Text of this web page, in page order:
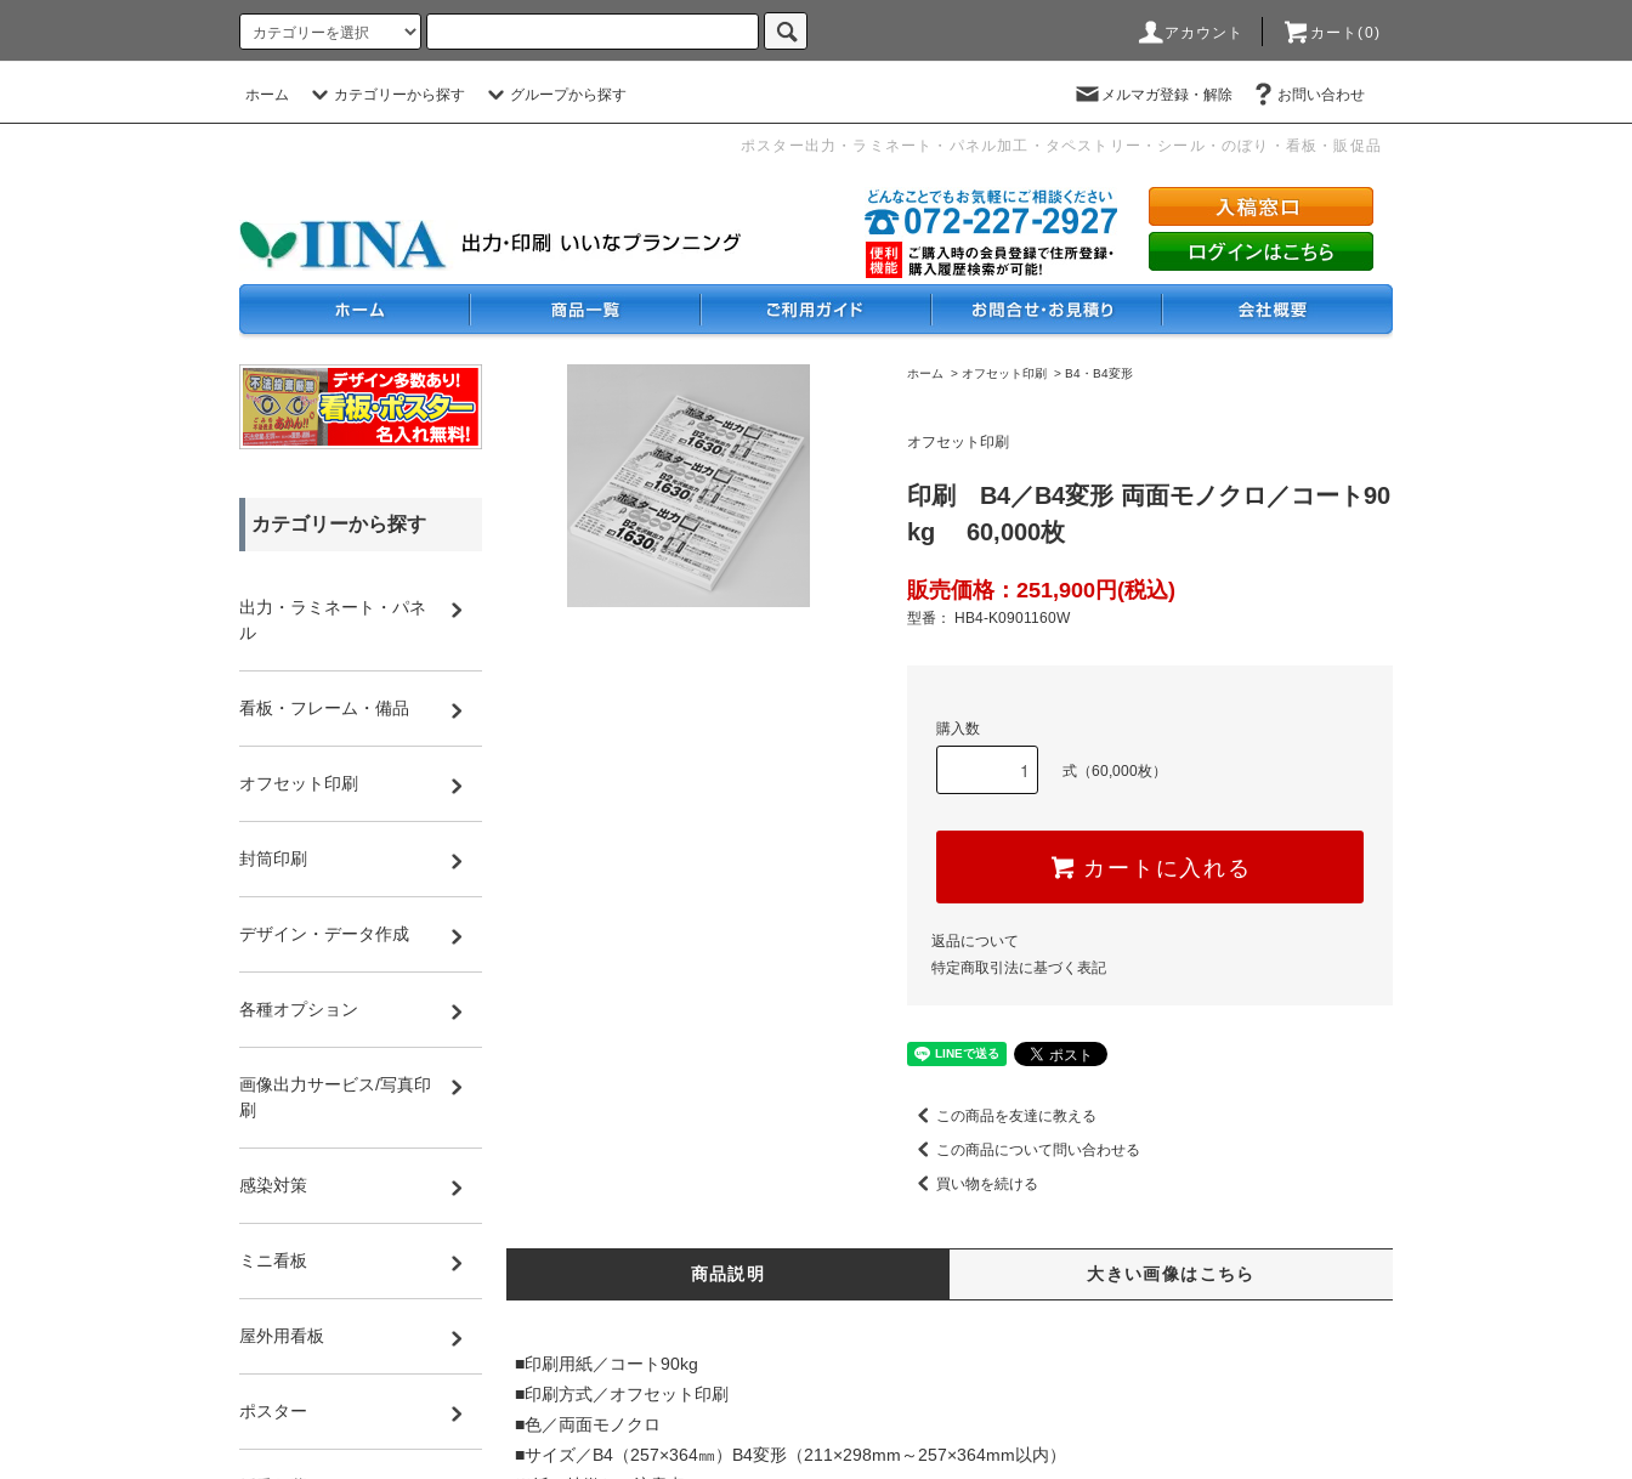
アカウント カート(0)
ホーム カテゴリーから探す グループから探す メルマガ登録・解除 お問い合わせ
ポスター出力・ラミネート・パネル加工・タペストリー・シール・のぼり・看板・販促品
ホーム > オフセット印刷 > B4・B4変形
オフセット印刷
印刷 B4／B4変形 両面モノクロ／コート90
kg 60,000枚
販売価格：251,900円(税込)
型番： HB4-K0901160W
購入数
式（60,000枚）
カートに入れる
返品について
特定商取引法に基づく表記
この商品を友達に教える
この商品について問い合わせる
買い物を続ける
商品説明 大きい画像はこちら
■印刷用紙／コート90kg
■印刷方式／オフセット印刷
■色／両面モノクロ
■サイズ／B4（257×364㎜）B4変形（211×298mm～257×364mm以内）
カテゴリーから探す
出力・ラミネート・パネ
ル
看板・フレーム・備品
オフセット印刷
封筒印刷
デザイン・データ作成
各種オプション
画像出力サービス/写真印
刷
感染対策
ミニ看板
屋外用看板
ポスター